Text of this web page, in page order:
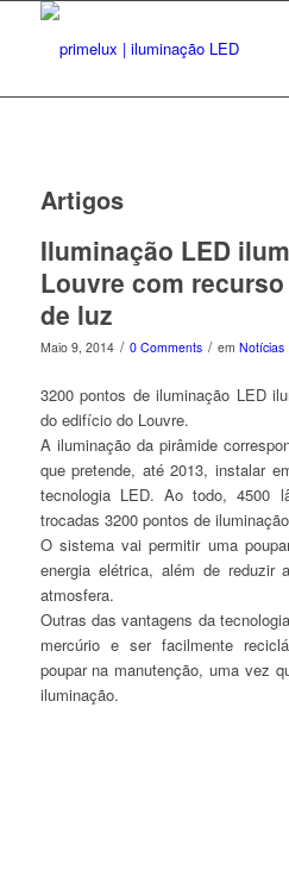
Artigos
Iluminação LED
Louvre com
de luz
Maio 9, 2014 / 0 Comments / em Notícias
3200 pontos de iluminação LED
do edifício do Louvre.
A iluminação da pirâmide
que pretende, até 2013, instalar
tecnologia LED. Ao todo, 4500
trocadas 3200 pontos de
O sistema vai permitir uma
energia elétrica, além de reduzir
atmosfera.
Outras das vantagens da
mercúrio e ser facilmente
poupar na manutenção, uma vez
iluminação.